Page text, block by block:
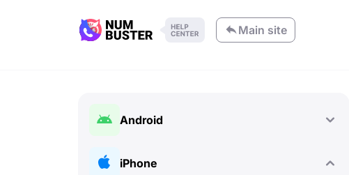
Main site
Android
🔑
iPhone